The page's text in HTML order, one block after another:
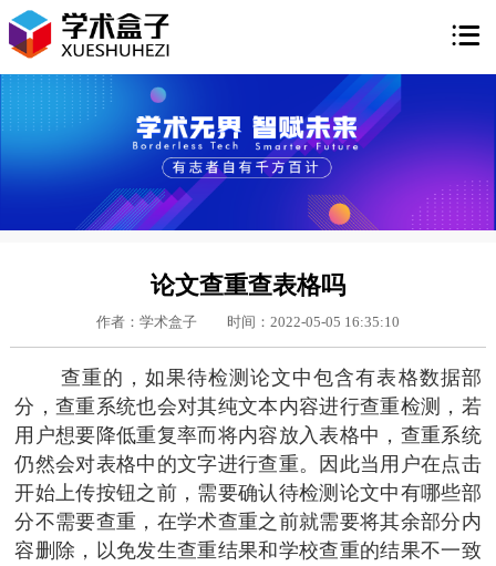

论文查重查表格吗
作者：学术盒子 时间：2022-05-05 16:35:10
查重的，如果待检测论文中包含有表格数据部
分，查重系统也会对其纯文本内容进行查重检测，若
用户想要降低重复率而将内容放入表格中，查重系统
仍然会对表格中的文字进行查重。因此当用户在点击
开始上传按钮之前，需要确认待检测论文中有哪些部
分不需要查重，在学术查重之前就需要将其余部分内
容删除，以免发生查重结果和学校查重的结果不一致